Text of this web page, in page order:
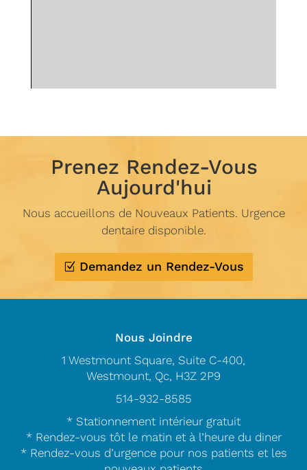
Prenez Rendez-Vous
Aujourd'hui
Nous accueillons de Nouveaux Patients. Urgence
dentaire disponible.
Demandez un Rendez-Vous
Nous Joindre
1 Westmount Square, Suite C-400,
Westmount, Qc, H3Z 2P9
514-932-8585
* Stationnement intérieur gratuit
* Rendez-vous tôt le matin et à l’heure du diner
* Rendez-vous d’urgence pour nos patients et les